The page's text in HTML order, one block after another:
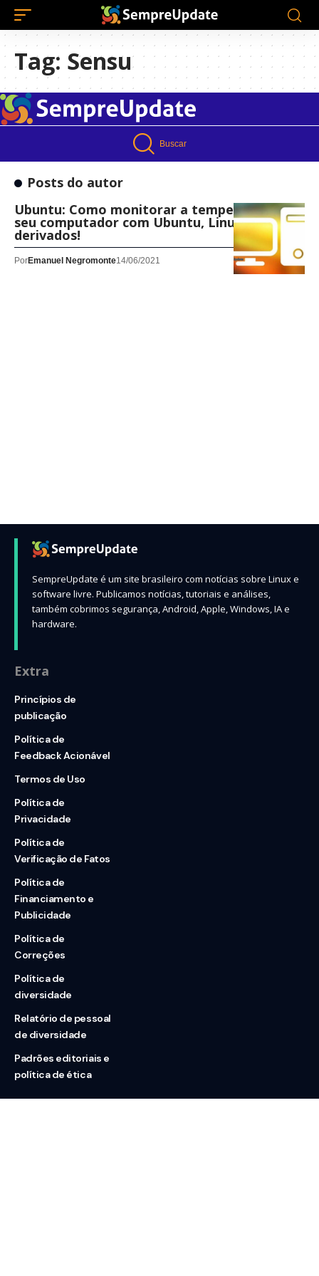
Tag: Sensu
Buscar
Posts do autor
Ubuntu: Como monitorar a temperatura do
seu computador com Ubuntu, LinuxMint e
derivados!
PorEmanuel Negromonte14/06/2021
SempreUpdate é um site brasileiro com notícias sobre Linux e
software livre. Publicamos notícias, tutoriais e análises,
também cobrimos segurança, Android, Apple, Windows, IA e
hardware.
Extra
Princípios de
publicação
Política de
Feedback Acionável
Termos de Uso
Política de
Privacidade
Política de
Verificação de Fatos
Política de
Financiamento e
Publicidade
Política de
Correções
Política de
diversidade
Relatório de pessoal
de diversidade
Padrões editoriais e
política de ética